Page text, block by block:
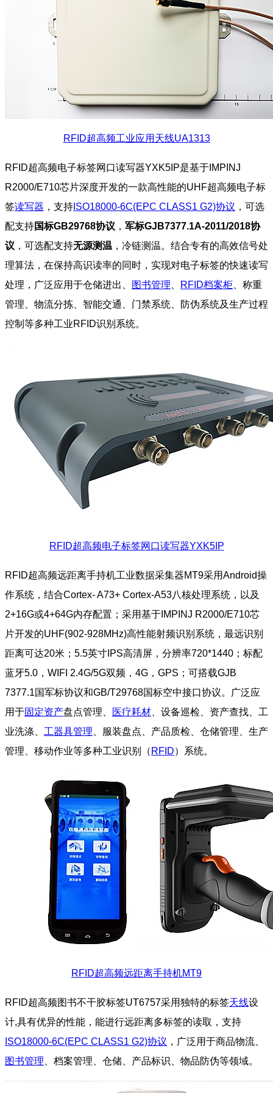
RFID超高频工业应用天线UA1313
RFID超高频电子标签网口读写器YXK5IP是基于IMPINJ
R2000/E710芯片深度开发的一款高性能的UHF超高频电子标
签读写器 ，支持 ISO18000-6C(EPC CLASS1 G2)协议 ， 可选
配支持国标GB29768协议 ， 军标GJB7377.1A-2011/2018协
议 ，可选配支持无源测温 ，冷链测温。 结合专有的高效信号处
理算法，在保持高识读率的同时，实现对电子标签的快速读写
处理，广泛应用于仓储进出、
图书管理 RFID档案柜 、称重
管理、物流分拣、智能交通、门禁系统、防伪系统及生产过程
控制等多种工业RFID识别系统。
RFID超高频电子标签网口读写器YXK5IP
RFID超高频远距离手持机工业数据采集器MT9采用Android操
作系统，结合Cortex- A73+ Cortex-A53八核处理系统，以及
2+16G或4+64G内存配置；采用基于IMPINJ R2000/E710芯
片开发的UHF(902-928MHz)高性能射频识别系统，最远识别
距离可达20米；5.5英寸IPS高清屏，分辨率720*1440；标配
蓝牙5.0，WIFI 2.4G/5G双频，4G，GPS；可搭载GJB
7377.1国军标协议和GB/T29768国标空中接口协议。广泛应
用于固定资产盘点管理、 医疗耗材 、设备巡检、资产查找、工
业洗涤、 工器具管理 、服装盘点、产品质检、仓储管理、生产
管理、移动作业等多种工业识别（ RFID）系统。
RFID超高频远距离手持机MT9
RFID超高频图书不干胶标签UT6757采用独特的标签天线设
计,具有优异的性能，能进行远距离多标签的读取，支持
ISO18000-6C(EPC CLASS1 G2)协议 ，广泛用于商品物流、
图书管理 、档案管理、仓储、产品标识、物品防伪等领域。